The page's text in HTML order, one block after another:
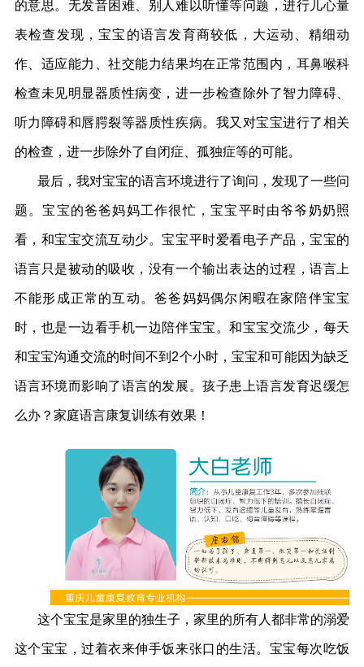
的意思。无发音困难、别人难以听懂等问题，进行儿心量
表检查发现，宝宝的语言发育商较低，大运动、精细动
作、适应能力、社交能力结果均在正常范围内，耳鼻喉科
检查未见明显器质性病变，进一步检查除外了智力障碍、
听力障碍和唇腭裂等器质性疾病。我又对宝宝进行了相关
的检查，进一步除外了自闭症、孤独症等的可能。
最后，我对宝宝的语言环境进行了询问，发现了一些问
题。宝宝的爸爸妈妈工作很忙，宝宝平时由爷爷奶奶照
看，和宝宝交流互动少。宝宝平时爱看电子产品，宝宝的
语言只是被动的吸收，没有一个输出表达的过程，语言上
不能形成正常的互动。爸爸妈妈偶尔闲暇在家陪伴宝宝
时，也是一边看手机一边陪伴宝宝。和宝宝交流少，每天
和宝宝沟通交流的时间不到2个小时，宝宝和可能因为缺乏
语言环境而影响了语言的发展。孩子患上语言发育迟缓怎
么办？家庭语言康复训练有效果！
这个宝宝是家里的独生子，家里的所有人都非常的溺爱
这个宝宝，过着衣来伸手饭来张口的生活。宝宝每次吃饭